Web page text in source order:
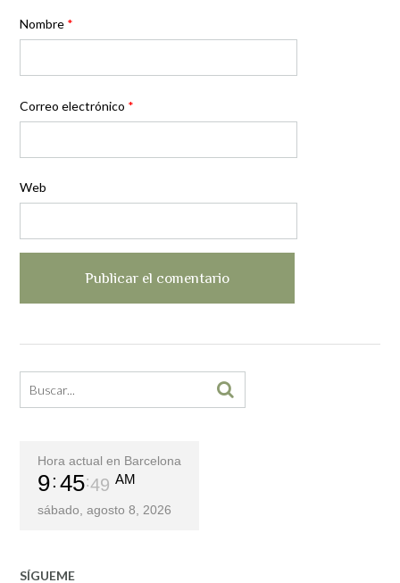
Nombre *
Correo electrónico *
Web
Hora actual en Barcelona
9 45 49 AM
sábado, agosto 8, 2026
SÍGUEME